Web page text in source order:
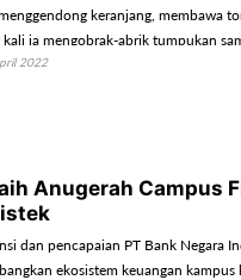
keranjang, membawa
ia mengobrak-abrik tumpukan
terus mengepulkan asap di dapurnya.
2022
Anugerah Campus
dan pencapaian PT Bank Negara
ekosistem keuangan kampus